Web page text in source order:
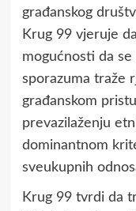
građanskog
Krug 99 vjeruje
mogućnosti da
sporazuma traže
građanskom
prevazilaženju
dominantnom
sveukupnih
Krug 99 tvrdi da